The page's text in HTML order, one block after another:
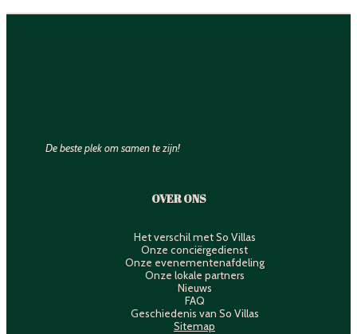
De beste plek om samen te zijn!
OVER ONS
Het verschil met So Villas
Onze conciërgedienst
Onze evenementenafdeling
Onze lokale partners
Nieuws
FAQ
Geschiedenis van So Villas
Sitemap